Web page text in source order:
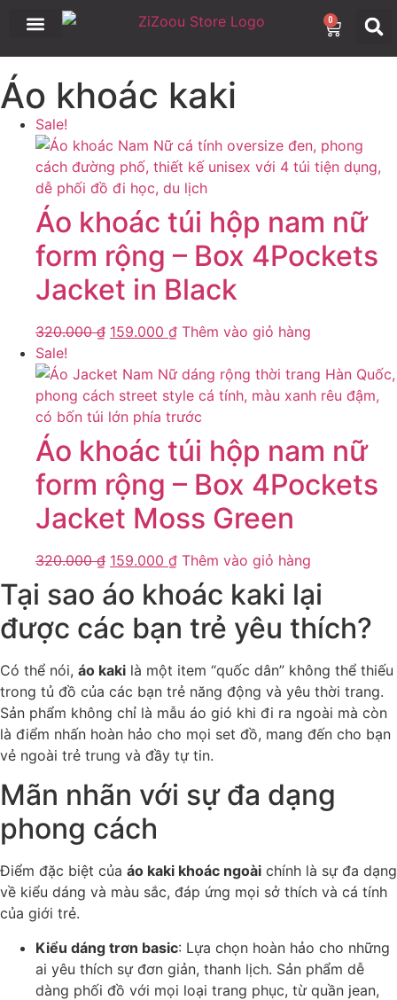
0
Áo khoác kaki
Sale!
Áo khoác túi hộp nam nữ
form rộng – Box 4Pockets
Jacket in Black
320.000₫ 159.000 ₫ Thêm vào giỏ hàng
Sale!
Áo khoác túi hộp nam nữ
form rộng – Box 4Pockets
Jacket Moss Green
320.000₫ 159.000 ₫ Thêm vào giỏ hàng
Tại sao áo khoác kaki lại
được các bạn trẻ yêu thích?
Có thể nói, áo kaki là một item “quốc dân” không thể thiếu
trong tủ đồ của các bạn trẻ năng động và yêu thời trang.
Sản phẩm không chỉ là mẫu áo gió khi đi ra ngoài mà còn
là điểm nhấn hoàn hảo cho mọi set đồ, mang đến cho bạn
vẻ ngoài trẻ trung và đầy tự tin.
Mãn nhãn với sự đa dạng
phong cách
Điểm đặc biệt của áo kaki khoác ngoài chính là sự đa dạng
về kiểu dáng và màu sắc, đáp ứng mọi sở thích và cá tính
của giới trẻ.
Kiểu dáng trơn basic: Lựa chọn hoàn hảo cho những
ai yêu thích sự đơn giản, thanh lịch. Sản phẩm dễ
dàng phối đồ với mọi loại trang phục, từ quần jean,